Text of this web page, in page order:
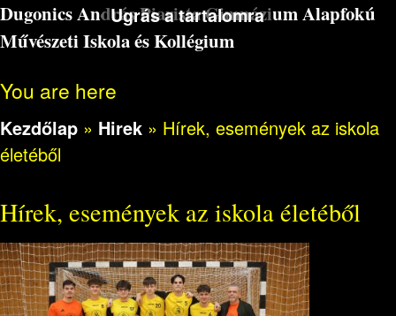
Ugrás a tartalomra
Dugonics András Piarista Gimnázium Alapfokú
Művészeti Iskola és Kollégium
You are here
Kezdőlap » Hirek » Hírek, események az iskola
életéből
Hírek, események az iskola életéből